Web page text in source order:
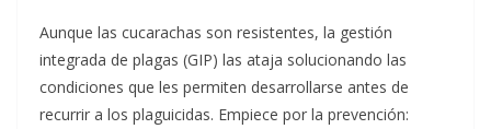
Aunque las cucarachas son resistentes, la gestión
integrada de plagas (GIP) las ataja solucionando las
condiciones que les permiten desarrollarse antes de
recurrir a los plaguicidas. Empiece por la prevención: